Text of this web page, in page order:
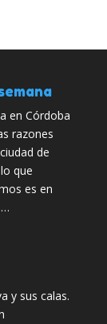
en Córdoba
razones
de
que
es en
y sus calas.